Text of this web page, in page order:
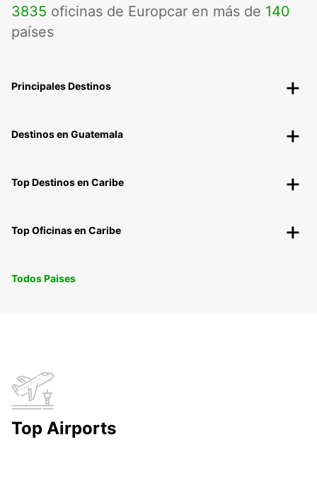
3835 oficinas de Europcar en más de 140
países
Principales Destinos
Destinos en Guatemala
Top Destinos en Caribe
Top Oficinas en Caribe
Todos Paises
Top Airports